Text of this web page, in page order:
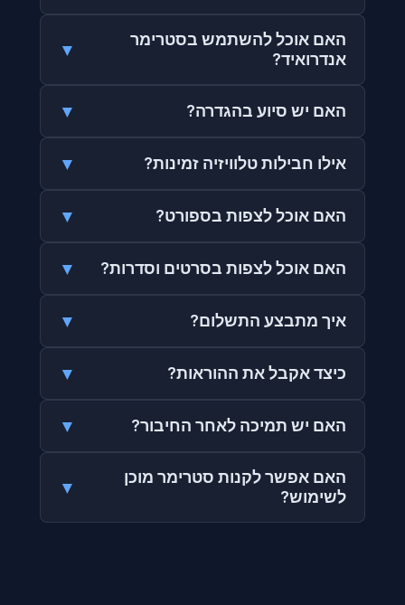
האם אוכל להשתמש בסטרימר
אנדרואיד?
▼
האם יש סיוע בהגדרה? ▼
אילו חבילות טלוויזיה זמינות? ▼
האם אוכל לצפות בספורט? ▼
האם אוכל לצפות בסרטים וסדרות? ▼
איך מתבצע התשלום? ▼
כיצד אקבל את ההוראות? ▼
האם יש תמיכה לאחר החיבור? ▼
האם אפשר לקנות סטרימר מוכן
לשימוש?
▼